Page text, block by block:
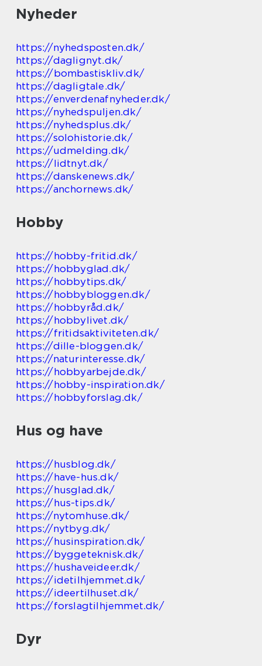
Nyheder
https://nyhedsposten.dk/
https://daglignyt.dk/
https://bombastiskliv.dk/
https://dagligtale.dk/
https://enverdenafnyheder.dk/
https://nyhedspuljen.dk/
https://nyhedsplus.dk/
https://solohistorie.dk/
https://udmelding.dk/
https://lidtnyt.dk/
https://danskenews.dk/
https://anchornews.dk/
Hobby
https://hobby-fritid.dk/
https://hobbyglad.dk/
https://hobbytips.dk/
https://hobbybloggen.dk/
https://hobbyråd.dk/
https://hobbylivet.dk/
https://fritidsaktiviteten.dk/
https://dille-bloggen.dk/
https://naturinteresse.dk/
https://hobbyarbejde.dk/
https://hobby-inspiration.dk/
https://hobbyforslag.dk/
Hus og have
https://husblog.dk/
https://have-hus.dk/
https://husglad.dk/
https://hus-tips.dk/
https://nytomhuse.dk/
https://nytbyg.dk/
https://husinspiration.dk/
https://byggeteknisk.dk/
https://hushaveideer.dk/
https://idetilhjemmet.dk/
https://ideertilhuset.dk/
https://forslagtilhjemmet.dk/
Dyr